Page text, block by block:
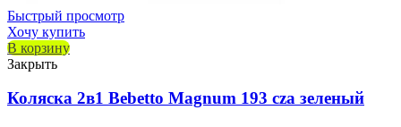
Быстрый просмотр
Хочу купить
В корзину
Закрыть
Коляска 2в1 Bebetto Magnum 193 cza зеленый